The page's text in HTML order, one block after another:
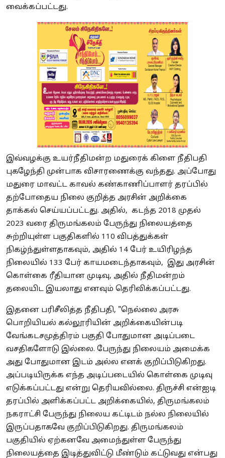
வைக்கப்பட்டது.
இவ்வழக்கு உயர்நீதிமன்ற மதுரைக் கிளை நீதிபதி
புகழேந்தி முன்பாக விசாரணைக்கு வந்தது. அப்போது
மதுரை மாவட்ட காவல் கண்காணிப்பாளர் தரப்பில்
தற்போதைய நிலை குறித்த அரசின் அறிக்கை
தாக்கல் செய்யப்பட்டது. அதில், கடந்த 2018 முதல்
2023 வரை திருமங்கலம் பேருந்து நிலையத்தை
சுற்றியுள்ள பகுதிகளில் 110 விபத்துக்கள்
நிகழ்ந்துள்ளதாகவும், அதில் 14 பேர் உயிரிழந்த
நிலையில் 133 பேர் காயமடைந்தாகவும், இது அரசின்
கொள்கை ரீதியான முடிவு, அதில் நீதிமன்றம்
தலையிட இயலாது எனவும் தெரிவிக்கப்பட்டது.
இதனை பரிசீலித்த நீதிபதி, "நெல்லை அரசு
பொறியியல் கல்லூரியின் அறிக்கையின்படி
வேங்கடசமுத்திரம் பகுதி போதுமான அடிப்படை
வசதிகளோடு இல்லை. பேருந்து நிலையம் அமைக்க
அது போதுமான இடம் அல்ல எனக் குறிப்பிடுகிறது.
அப்படியிருக்க எந்த அடிப்படையில் கொள்கை முடிவு
எடுக்கப்பட்டது என்று தெரியவில்லை. திருச்சி என்ஐடி
தரப்பில் அளிக்கப்பட்ட அறிக்கையில், திருமங்கலம்
நகராட்சி பேருந்து நிலைய கட்டிடம் நல்ல நிலையில்
இருப்பதாகவே குறிப்பிடுகிறது. திருமங்கலம்
பகுதியில் ஏற்கனவே அமைந்துள்ள பேருந்து
நிலையத்தை இடித்துவிட்டு மீண்டும் கட்டுவது என்பது